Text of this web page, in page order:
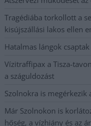
Tragédiába torkollott a
kisújszállási lakos ellen
Hatalmas lángok
Vízitraffipax a Tisza-
a száguldozást
Szolnokra is
Már Szolnokon is
hőség, a vízhiány és az